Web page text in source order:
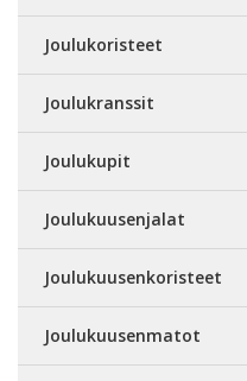
Joulukoristeet
Joulukranssit
Joulukupit
Joulukuusenjalat
Joulukuusenkoristeet
Joulukuusenmatot